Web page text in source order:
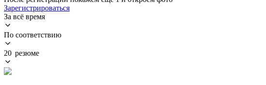
Зарегистрироваться
За всё время
По соответствию
20 резюме